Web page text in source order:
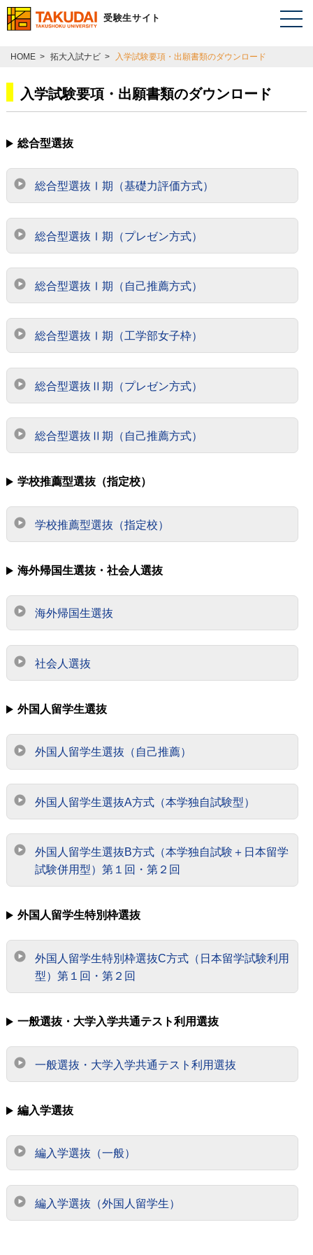
受験生サイト
HOME > 拓大入試ナビ > 入学試験要項・出願書類のダウンロード
入学試験要項・出願書類のダウンロード
総合型選抜
総合型選抜Ⅰ期（基礎力評価方式）
総合型選抜Ⅰ期（プレゼン方式）
総合型選抜Ⅰ期（自己推薦方式）
総合型選抜Ⅰ期（工学部女子枠）
総合型選抜Ⅱ期（プレゼン方式）
総合型選抜Ⅱ期（自己推薦方式）
学校推薦型選抜（指定校）
学校推薦型選抜（指定校）
海外帰国生選抜・社会人選抜
海外帰国生選抜
社会人選抜
外国人留学生選抜
外国人留学生選抜（自己推薦）
外国人留学生選抜A方式（本学独自試験型）
外国人留学生選抜B方式（本学独自試験＋日本留学
試験併用型）第１回・第２回
外国人留学生特別枠選抜
外国人留学生特別枠選抜C方式（日本留学試験利用
型）第１回・第２回
一般選抜・大学入学共通テスト利用選抜
一般選抜・大学入学共通テスト利用選抜
編入学選抜
編入学選抜（一般）
編入学選抜（外国人留学生）